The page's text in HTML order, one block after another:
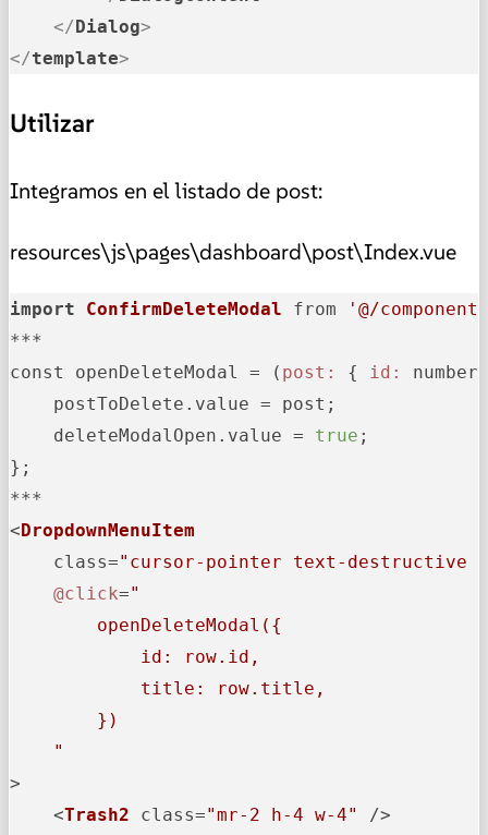
</ Dialog>
</template>
Utilizar
Integramos en el listado de post:
resources\js\pages\dashboard\post\Index.vue
import ConfirmDeleteModal from
'@/
***
const openDeleteModal = ( post: { id:
    postToDelete.value = post;
    deleteModalOpen.value =
true ;
};
***
<DropdownMenuItem
    class=
"cursor-pointer text-destructive
@click="
        openDeleteModal({
            id: row.id,
            title: row.title,
        })
    "
>
    <
Trash2 class="mr-2 h-4 w-4"
/>